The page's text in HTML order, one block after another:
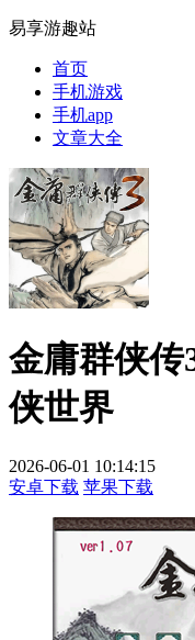
易享游趣站
首页
手机游戏
手机app
文章大全
金庸群侠传
侠世界
2026-06-01 10:14:15
安卓下载 苹果下载